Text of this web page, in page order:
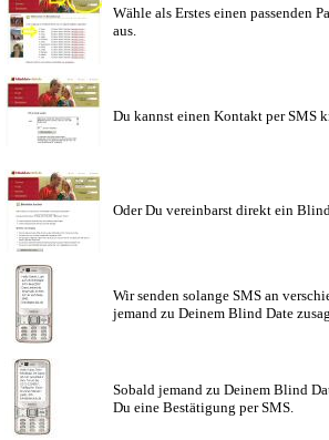
Wähle als Erstes einen passenden
aus.
Du kannst einen Kontakt per SMS
Oder Du vereinbarst direkt ein
Wir senden solange SMS an
jemand zu Deinem Blind Date
Sobald jemand zu Deinem Blind
Du eine Bestätigung per SMS.